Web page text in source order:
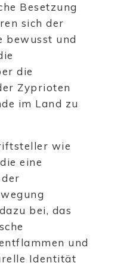
Besetzung
sich der
bewusst und
die
Zyprioten
im Land zu
wie
eine
bei, das
und
Identität